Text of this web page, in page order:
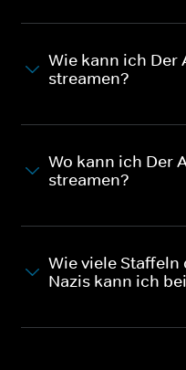
Wie kann ich Der
streamen?
Wo kann ich Der
streamen?
Wie viele Staffeln
Nazis kann ich